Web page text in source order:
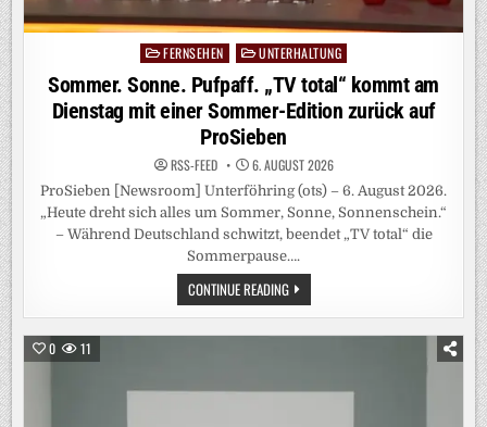
PostedFERNSEHEN UNTERHALTUNG
Sommer. Sonne. Pufpaff. „TV total“ kommt am
Dienstag mit einer Sommer-Edition zurück auf
ProSieben
RSS-FEED 6. AUGUST 2026
ProSieben [Newsroom] Unterföhring (ots) – 6. August 2026.
„Heute dreht sich alles um Sommer, Sonne, Sonnenschein.“
– Während Deutschland schwitzt, beendet „TV total“ die
Sommerpause….
CONTINUE READINGSOMMER.
SONNE.
PUFPAFF.
„TV
DIENSTAG
0 11